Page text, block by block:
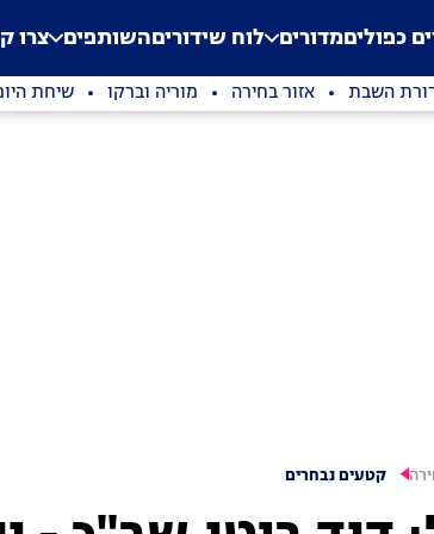
Application error: a
. כפוליםמדורים לוח שידוריםהשותפים צרו
השבת אזור בחירה מוריה וברקו שיחת
קטעים נבחרים